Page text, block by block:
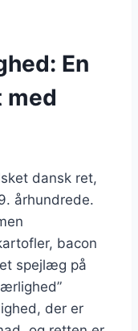
En
med
dansk ret,
århundrede.
bacon
spejlæg på
der er